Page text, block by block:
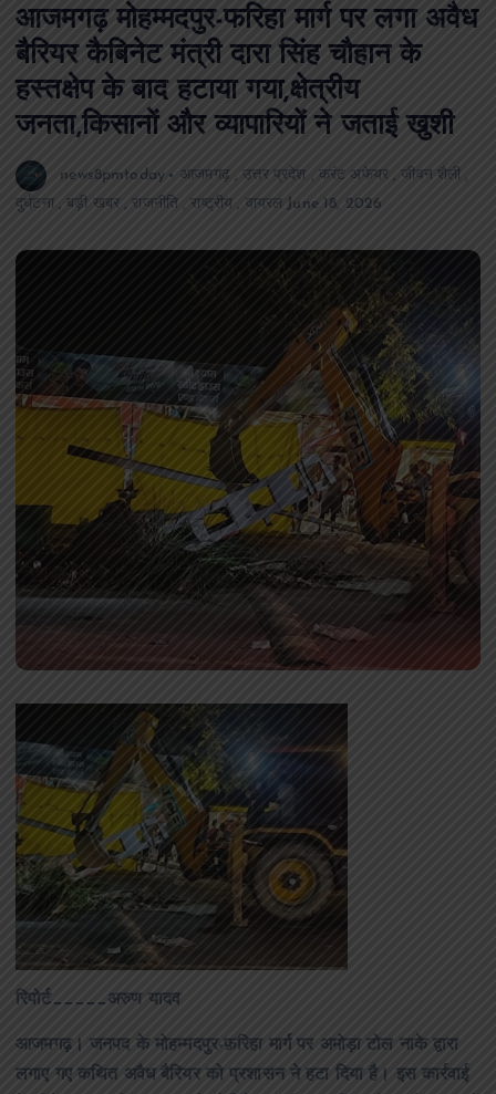
आजमगढ़ मोहम्मदपुर-फरिहा मार्ग पर लगा अवैध
बैरियर कैबिनेट मंत्री दारा सिंह चौहान के
हस्तक्षेप के बाद हटाया गया,क्षेत्रीय
जनता,किसानों और व्यापारियों ने जताई खुशी
news8pmtoday आजमगढ़, उत्तर प्रदेश करंट अफेयर ,जीवन शैली ,
दुर्घटना,बड़ी खबर,राजनीति,राष्ट्रीय , वायरल June 18, 2026
रिपोर्ट_____अरुण यादव
आजमगढ़। जनपद के मोहम्मदपुर-फ़रिहा मार्ग पर अमोड़ा टोल नाके द्वारा
लगाए गए कथित अवैध बैरियर को प्रशासन ने हटा दिया है। इस कार्रवाई